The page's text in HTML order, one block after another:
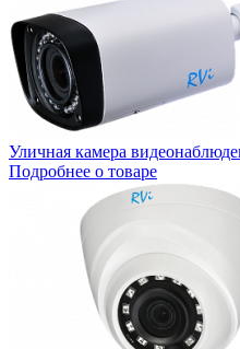
Уличная камера
Подробнее о товаре